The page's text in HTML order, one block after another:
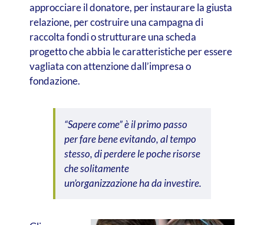
approcciare il donatore, per instaurare la giusta
relazione, per costruire una campagna di
raccolta fondi o strutturare una scheda
progetto che abbia le caratteristiche per essere
vagliata con attenzione dall’impresa o
fondazione.
“Sapere come” è il primo passo
per fare bene evitando, al tempo
stesso, di perdere le poche risorse
che solitamente
un’organizzazione ha da investire.